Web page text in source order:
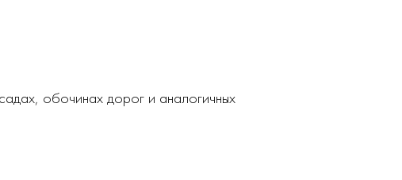
обочинах дорог и аналогичных